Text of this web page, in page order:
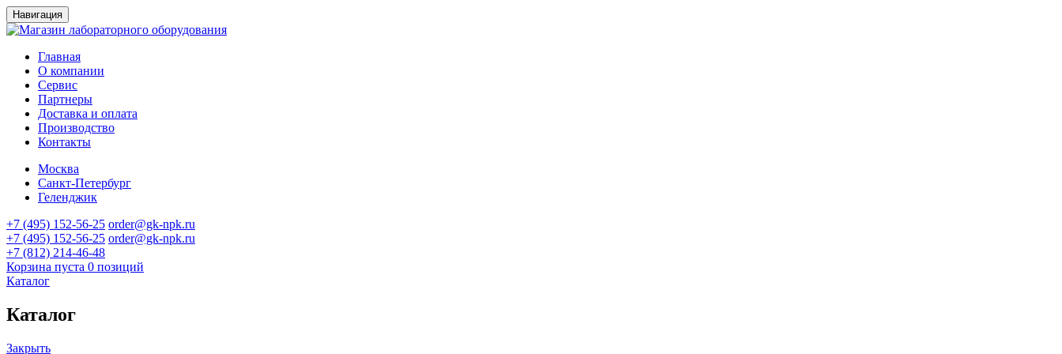
Навигация
Главная
О компании
Сервис
Партнеры
Доставка и оплата
Производство
Контакты
Москва
Санкт-Петербург
Геленджик
+7 (495) 152-56-25 order@gk-npk.ru
+7 (495) 152-56-25 order@gk-npk.ru
+7 (812) 214-46-48
Корзина пуста 0 позиций
Каталог
Каталог
Закрыть